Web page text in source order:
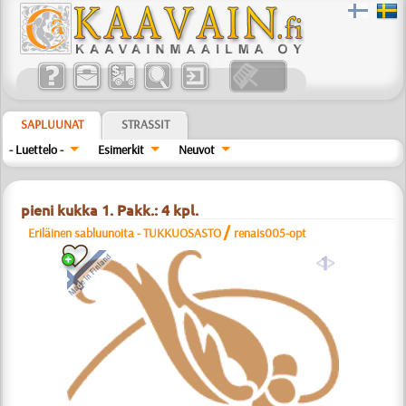
SAPLUUNAT
STRASSIT
- Luettelo -
Esimerkit Neuvot
pieni kukka 1. Pakk.: 4 kpl.
Eriläinen sabluunoita - TUKKUOSASTO / renais005-opt
a